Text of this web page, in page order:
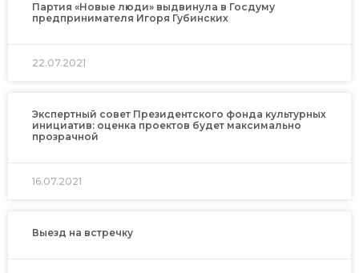
Партия «Новые люди» выдвинула в Госдуму
предпринимателя Игоря Губинских
22.07.2021
Экспертный совет Президентского фонда культурных
инициатив: оценка проектов будет максимально
прозрачной
16.07.2021
Выезд на встречку